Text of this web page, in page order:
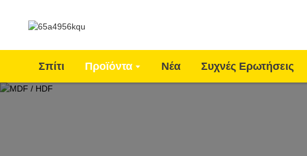
Σπίτι Προϊόντα Νέα Συχνές Ερωτήσεις